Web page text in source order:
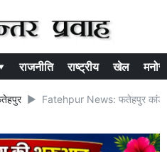
राजनीति राष्ट्रीय खेल
Fatehpur News: फतेहपुर कांड में